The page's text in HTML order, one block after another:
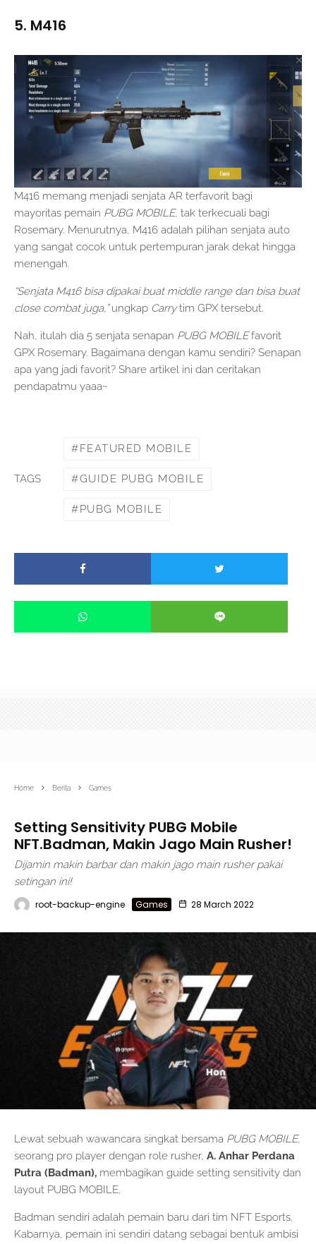
5. M416
M416 memang menjadi senjata AR terfavorit bagi
mayoritas pemain PUBG MOBILE, tak terkecuali bagi
Rosemary. Menurutnya, M416 adalah pilihan senjata auto
yang sangat cocok untuk pertempuran jarak dekat hingga
menengah.
“Senjata M416 bisa dipakai buat middle range dan bisa buat
close combat juga,”ungkap Carrytim GPX tersebut.
Nah, itulah dia 5 senjata senapan PUBG MOBILEfavorit
GPX Rosemary. Bagaimana dengan kamu sendiri? Senapan
apa yang jadi favorit? Share artikel ini dan ceritakan
pendapatmu yaaa~
TAGS
FEATURED MOBILE
GUIDE PUBG MOBILE
PUBG MOBILE
Home Berita Games
Setting Sensitivity PUBG Mobile
NFT.Badman, Makin Jago Main Rusher!
Dijamin makin barbar dan makin jago main rusher pakai
setingan ini!
root-backup-engine Games 28 March 2022
Lewat sebuah wawancara singkat bersama PUBG MOBILE,
seorang pro player dengan role rusher, A. Anhar Perdana
Putra (Badman), membagikan guide setting sensitivity dan
layout PUBG MOBILE.
Badman sendiri adalah pemain baru dari tim NFT Esports.
Kabarnya, pemain ini sendiri datang sebagai bentuk ambisi